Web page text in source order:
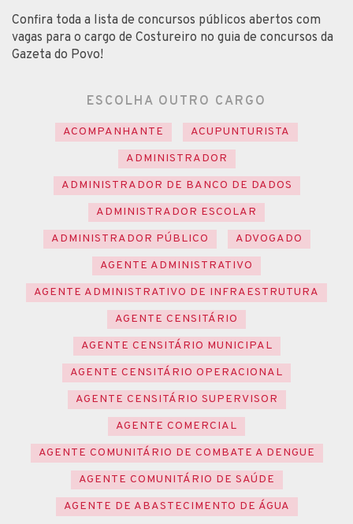
Confira toda a lista de concursos públicos abertos com
vagas para o cargo de Costureiro no guia de concursos da
Gazeta do Povo!
ESCOLHA OUTRO CARGO
ACOMPANHANTE
ACUPUNTURISTA
ADMINISTRADOR
ADMINISTRADOR DE BANCO DE DADOS
ADMINISTRADOR ESCOLAR
ADMINISTRADOR PÚBLICO
ADVOGADO
AGENTE ADMINISTRATIVO
AGENTE ADMINISTRATIVO DE INFRAESTRUTURA
AGENTE CENSITÁRIO
AGENTE CENSITÁRIO MUNICIPAL
AGENTE CENSITÁRIO OPERACIONAL
AGENTE CENSITÁRIO SUPERVISOR
AGENTE COMERCIAL
AGENTE COMUNITÁRIO DE COMBATE A DENGUE
AGENTE COMUNITÁRIO DE SAÚDE
AGENTE DE ABASTECIMENTO DE ÁGUA